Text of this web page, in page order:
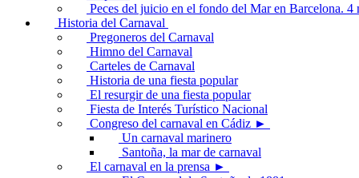
Peces del juicio en el fondo del Mar en Barcelona. 4
Historia del Carnaval
Pregoneros del Carnaval
Himno del Carnaval
Carteles de Carnaval
Historia de una fiesta popular
El resurgir de una fiesta popular
Fiesta de Interés Turístico Nacional
Congreso del carnaval en Cádiz ►
Un carnaval marinero
Santoña, la mar de carnaval
El carnaval en la prensa ►